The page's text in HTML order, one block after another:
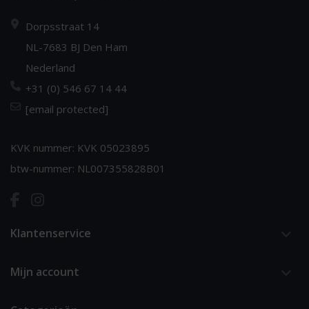
Dorpsstraat 14
NL-7683 BJ Den Ham
Nederland
+31 (0) 546 67 14 44
[email protected]
KVK nummer: KVK 05023895
btw-nummer: NL007355828B01
Klantenservice
Mijn account